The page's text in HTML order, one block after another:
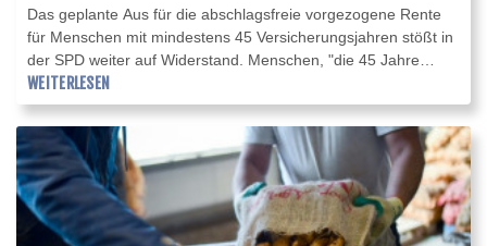
Das geplante Aus für die abschlagsfreie vorgezogene Rente
für Menschen mit mindestens 45 Versicherungsjahren stößt in
der SPD weiter auf Widerstand. Menschen, "die 45 Jahre
gearbeitet und in die Rentenkasse eingezahlt haben", von
ihrer Lebensleistung profitieren, sagte Niedersachsens
Ministerpräsident Olaf Lies der "Neuen Osnabrücker Zeitung"
laut Mitteilung vom Mittwoch. Weitere SPD-Politikerinnen und -
Politiker äußerten sich ähnlich.
WEITERLESEN